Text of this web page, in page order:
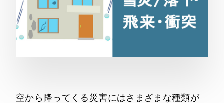
空から降ってくる災害にはさまざまな種類が